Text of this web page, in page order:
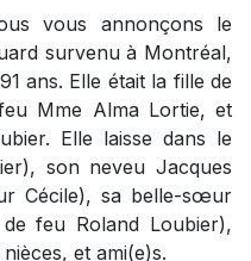
vous annonçons le
survenu à Montréal,
ans. Elle était la fille de
Mme Alma Lortie, et
Elle laisse dans le
son neveu Jacques
Cécile), sa belle-sœur
feu Roland Loubier),
et ami(e)s.